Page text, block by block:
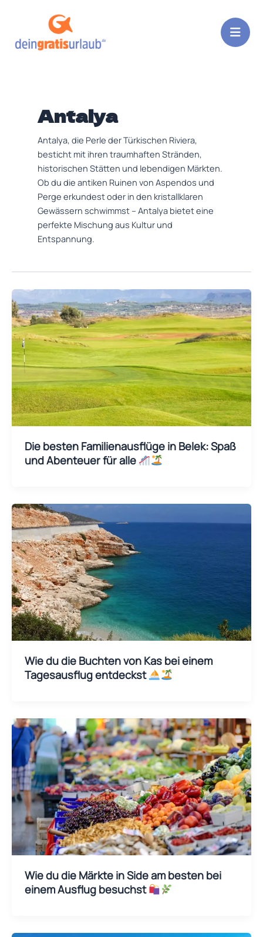
Antalya
Antalya, die Perle der Türkischen Riviera,
besticht mit ihren traumhaften Stränden,
historischen Stätten und lebendigen Märkten.
Ob du die antiken Ruinen von Aspendos und
Perge erkundest oder in den kristallklaren
Gewässern schwimmst – Antalya bietet eine
perfekte Mischung aus Kultur und
Entspannung.
Die besten Familienausflüge in Belek: Spaß
und Abenteuer für alle
Wie du die Buchten von Kas bei einem
Tagesausflug entdeckst
Wie du die Märkte in Side am besten bei
einem Ausflug besuchst
pagination